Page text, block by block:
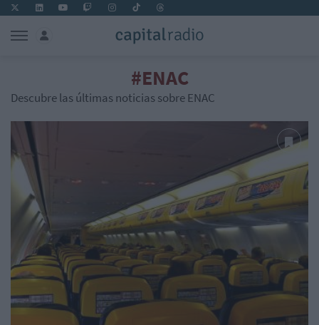
#ENAC
Descubre las últimas noticias sobre ENAC